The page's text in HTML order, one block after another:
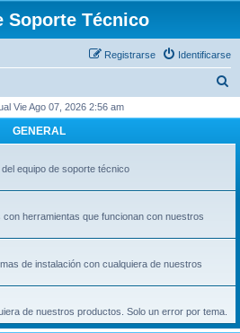
Soporte Técnico
Identificarse
Registrarse
c
r
Vie Ago 07, 2026 2:56 am
GENERAL
equipo de soporte técnico
herramientas que funcionan con nuestros
de instalación con cualquiera de nuestros
de nuestros productos. Solo un error por tema.